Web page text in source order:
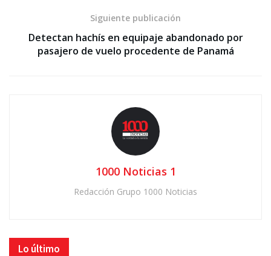
Siguiente publicación
Detectan hachís en equipaje abandonado por
pasajero de vuelo procedente de Panamá
1000 Noticias 1
Redacción Grupo 1000 Noticias
Lo último